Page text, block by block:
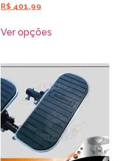
R$ 401,99
Ver opções